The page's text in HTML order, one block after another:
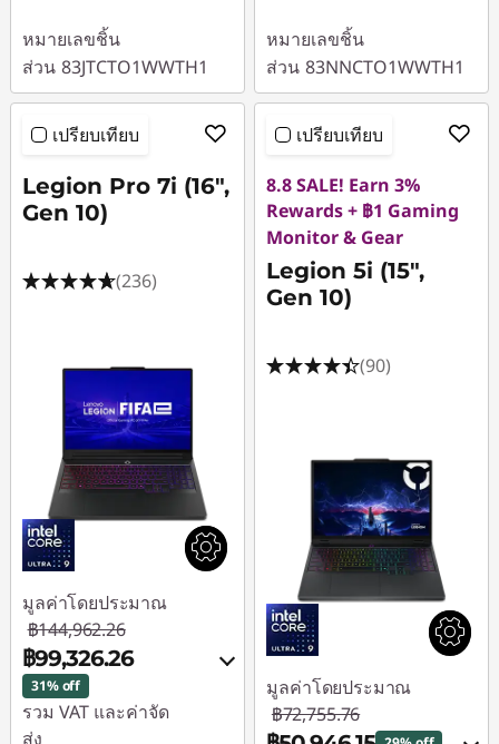
หมายเลขชิ้น
ส่วน 83JTCTO1WWTH1
หมายเลขชิ้น
ส่วน 83NNCTO1WWTH1
เปรียบเทียบ
Legion Pro 7i (16",
Gen 10)
(236)
มูลค่าโดยประมาณ
฿144,962.26
฿99,326.26
31% off
รวม VAT และค่าจัด
ส่ง
เปรียบเทียบ
8.8 SALE! Earn 3%
Rewards + ฿1 Gaming
Monitor & Gear
Legion 5i (15",
Gen 10)
(90)
มูลค่าโดยประมาณ
฿72,755.76